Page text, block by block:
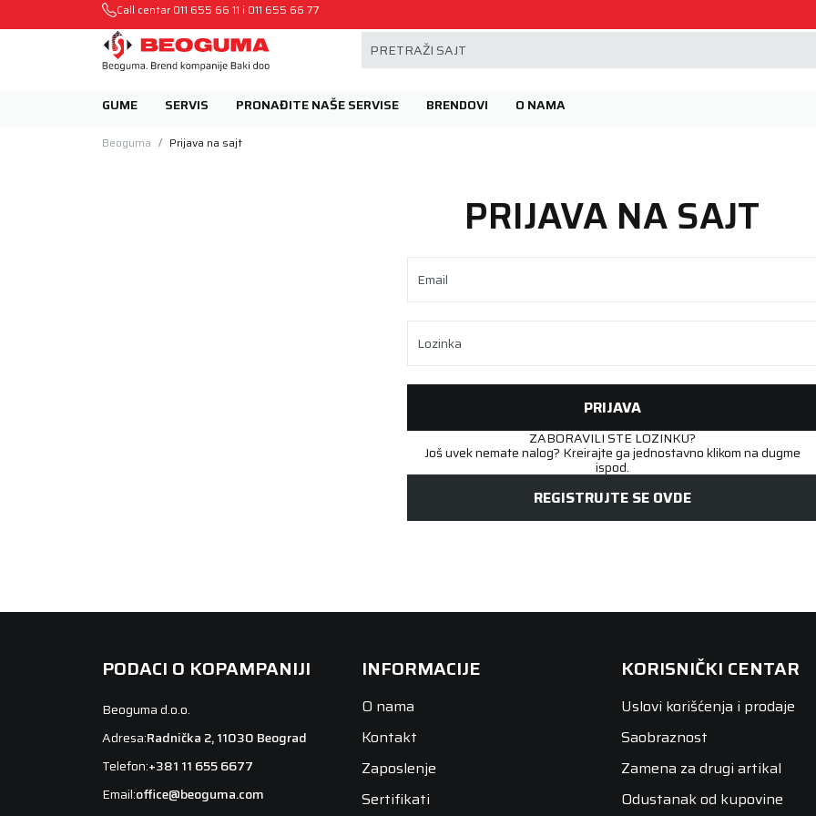
Call centar 011 655 66 11 i 011 655 66 77
Mehanika automobila u Beogumu.
PRETRAŽI SAJT
GUME SERVIS PRONAĐITE NAŠE SERVISE BRENDOVI O NAMA
Beoguma Prijava na sajt
PRIJAVA NA SAJT
Email
Lozinka
PRIJAVA
ZABORAVILI STE LOZINKU?
Još uvek nemate nalog? Kreirajte ga jednostavno klikom na dugme
ispod.
REGISTRUJTE SE OVDE
PODACI O KOPAMPANIJI
Beoguma d.o.o.
Adresa:Radnička 2, 11030 Beograd
Telefon:+381 11 655 6677
Email:office@beoguma.com
INFORMACIJE
O nama
Kontakt
Zaposlenje
Sertifikati
KORISNIČKI CENTAR
Uslovi korišćenja i prodaje
Saobraznost
Zamena za drugi artikal
Odustanak od kupovine